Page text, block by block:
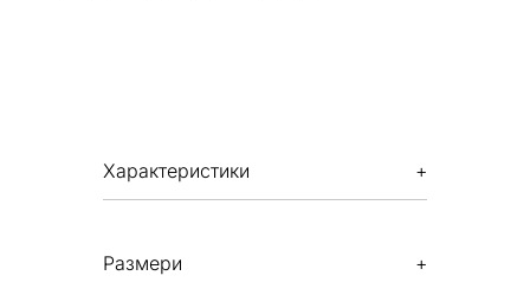
Xарактеристики
Размери